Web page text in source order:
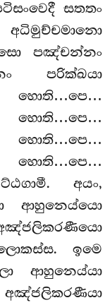
සතතං
පඤ්චන්නං
පරික්ඛයා
අයං,
ආහුනෙය්යො
ඉමෙ
ආහුනෙය්යා